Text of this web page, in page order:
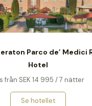
Parco de’ Medici
Hotel
från SEK 14 995 / 7 nätter
Se hotellet